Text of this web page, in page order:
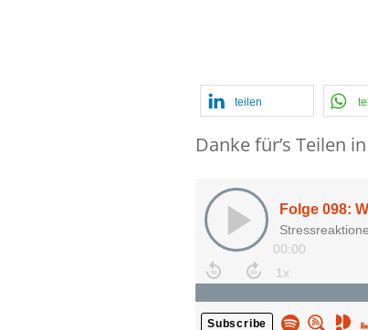
teilen
Danke für’s Teilen